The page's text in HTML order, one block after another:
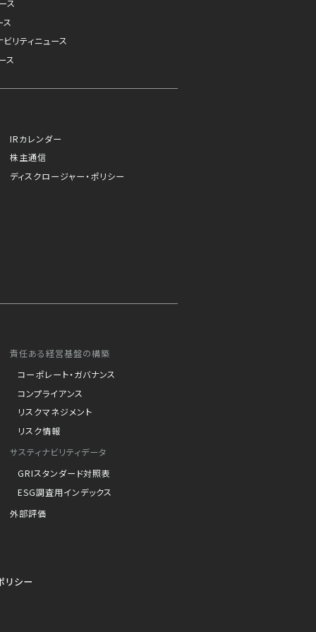
ス
ス
リティニュース
ス
IRカレンダー
株主通信
ディスクロージャー・ポリシー
責任ある経営基盤の構築
コーポレート・ガバナンス
コンプライアンス
リスクマネジメント
リスク情報
サスティナビリティデータ
GRIスタンダード対照表
ESG調査用インデックス
外部評価
リシー